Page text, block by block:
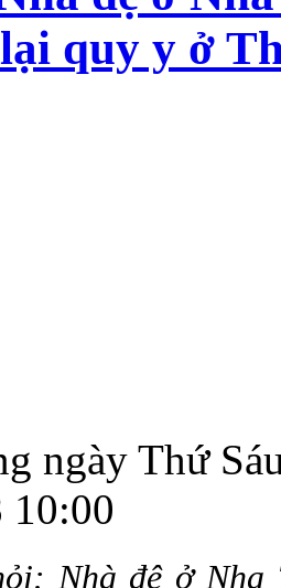
quy y ở
ngày Thứ
10:00
Nhà đệ ở Nha